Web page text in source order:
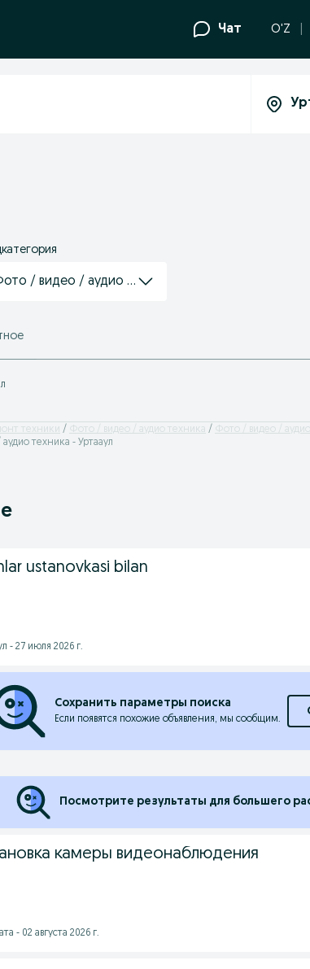
Чат O'Z
/ видео / аудио техника
техники Фото / видео / аудио техника
Фото / видео / аудио
техника - Уртааул
ustanovkasi bilan
- 27 июля 2026 г.
Сохранить параметры поиска
Если появятся похожие объявления, мы сообщим.
Посмотрите результаты для большего
камеры видеонаблюдения
- 02 августа 2026 г.